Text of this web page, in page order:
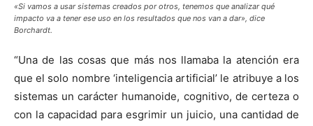
«Si vamos a usar sistemas creados por otros, tenemos que analizar qué
impacto va a tener ese uso en los resultados que nos van a dar», dice
Borchardt.
“Una de las cosas que más nos llamaba la atención era
que el solo nombre ‘inteligencia artificial’ le atribuye a los
sistemas un carácter humanoide, cognitivo, de certeza o
con la capacidad para esgrimir un juicio, una cantidad de